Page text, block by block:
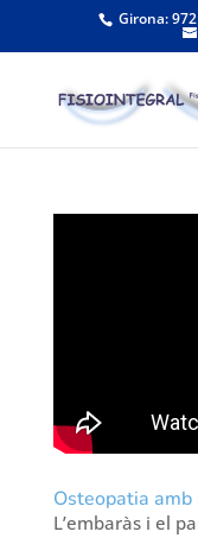
Girona:
Osteopatia amb
L’embaràs i el